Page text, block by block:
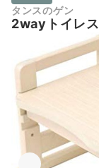
タンスのゲン
2wayトイレ